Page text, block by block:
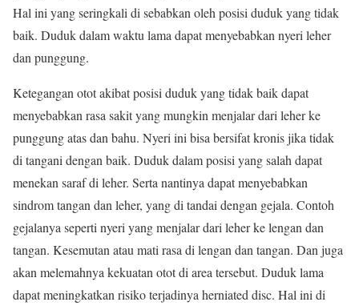
Hal ini yang seringkali di sebabkan oleh posisi duduk yang tidak
baik. Duduk dalam waktu lama dapat menyebabkan nyeri leher
dan punggung.
Ketegangan otot akibat posisi duduk yang tidak baik dapat
menyebabkan rasa sakit yang mungkin menjalar dari leher ke
punggung atas dan bahu. Nyeri ini bisa bersifat kronis jika tidak
di tangani dengan baik. Duduk dalam posisi yang salah dapat
menekan saraf di leher. Serta nantinya dapat menyebabkan
sindrom tangan dan leher, yang di tandai dengan gejala. Contoh
gejalanya seperti nyeri yang menjalar dari leher ke lengan dan
tangan. Kesemutan atau mati rasa di lengan dan tangan. Dan juga
akan melemahnya kekuatan otot di area tersebut. Duduk lama
dapat meningkatkan risiko terjadinya herniated disc. Hal ini di